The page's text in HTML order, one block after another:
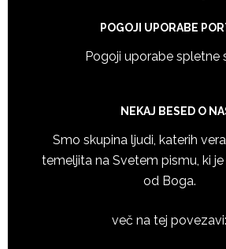
POGOJI UPORABE
Pogoji uporabe spletne
NEKAJ BESED O
Smo skupina ljudi, katerih
temeljita na Svetem pismu, ki
od Boga.
več na tej povezavi: